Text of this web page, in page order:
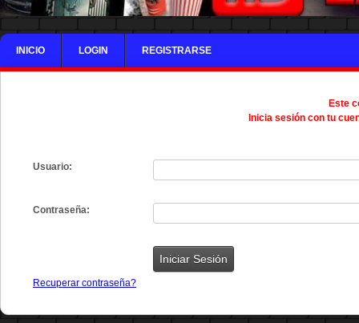
INICIO LOGIN REGISTRARSE
Este
Inicia sesión con tu
Usuario:
Contraseña:
Recuperar contraseña?